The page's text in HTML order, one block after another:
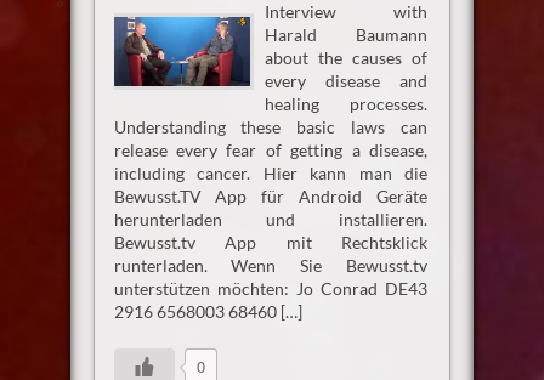
Interview with
Harald Baumann
about the causes of
every disease and
healing processes.
Understanding these basic laws can
release every fear of getting a disease,
including cancer. Hier kann man die
Bewusst.TV App für Android Geräte
herunterladen und installieren.
Bewusst.tv App mit Rechtsklick
runterladen. Wenn Sie Bewusst.tv
unterstützen möchten: Jo Conrad DE43
2916 6568003 68460 […]
0